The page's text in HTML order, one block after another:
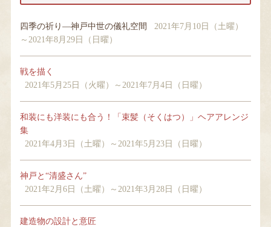
四季の祈り―神戸中世の儀礼空間
2021年7月10日（土曜）
～2021年8月29日（日曜）
戦を描く
2021年5月25日（火曜）～2021年7月4日（日曜）
和装にも洋装にも合う！「束髪（そくはつ）」ヘアアレンジ
集
2021年4月3日（土曜）～2021年5月23日（日曜）
神戸と“清盛さん”
2021年2月6日（土曜）～2021年3月28日（日曜）
建造物の設計と意匠